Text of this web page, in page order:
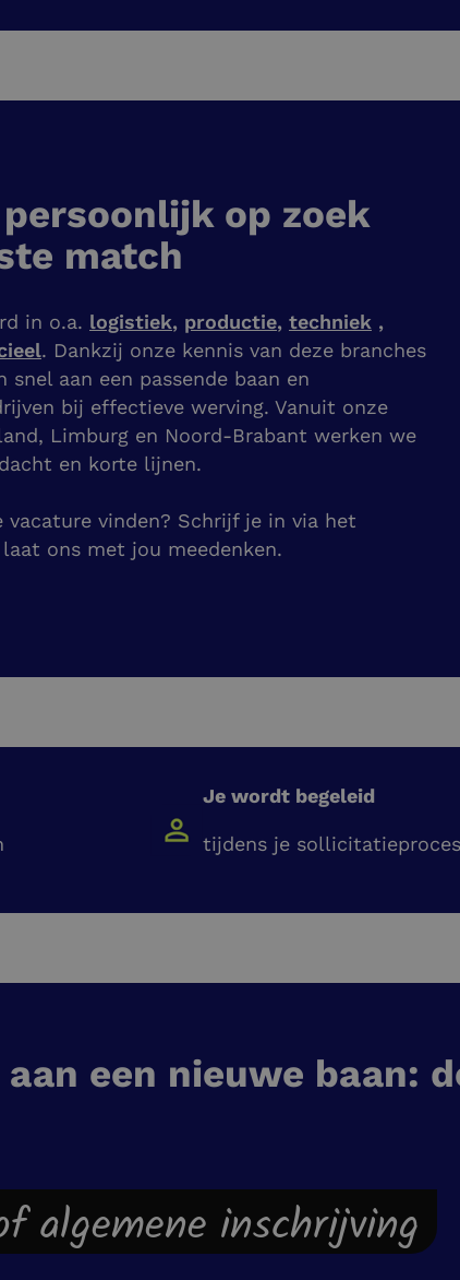
op zoek
match
in o.a. logistiek, productie, techniek ,
. Dankzij onze kennis van deze branches
snel aan een passende baan en
bij effectieve werving. Vanuit onze
Limburg en Noord-Brabant werken we
en korte lijnen.
vacature vinden? Schrijf je in via het
laat ons met jou meedenken.
Je wordt begeleid
tijdens je sollicitatieproces
een nieuwe baan:
algemene inschrijving